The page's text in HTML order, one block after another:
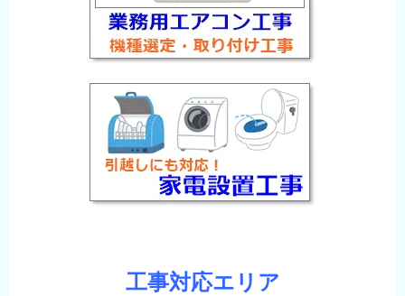
工事対応エリア